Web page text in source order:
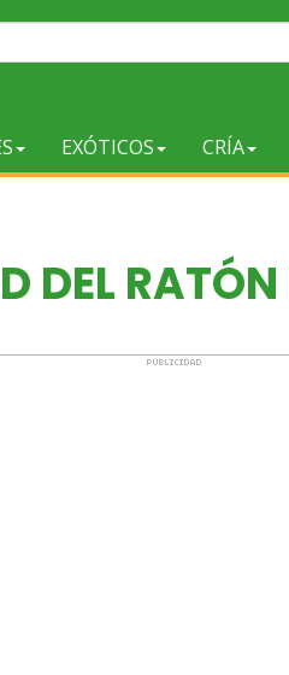
EXÓTICOS CRÍA
DEL